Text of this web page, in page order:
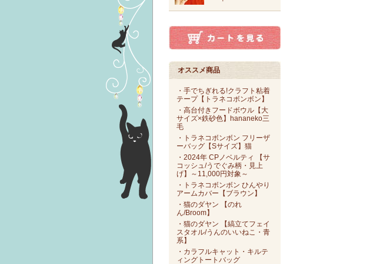
オススメ商品
・手でちぎれる!クラフト粘着
テープ【トラネコボンボン】
・高台付きフードボウル【大
サイズ×鉄砂色】hananeko三
毛
・トラネコボンボン フリーザ
ーバッグ【Sサイズ】猫
・2024年 CPノベルティ 【サ
コッシュ/うでぐみ柄・見上
げ】～11,000円対象～
・トラネコボンボン ひんやり
アームカバー【ブラウン】
・猫のダヤン 【のれ
ん/Broom】
・猫のダヤン 【縞立てフェイ
スタオル/うんのいいねこ・青
系】
・カラフルキャット・キルテ
ィングトートバッグ